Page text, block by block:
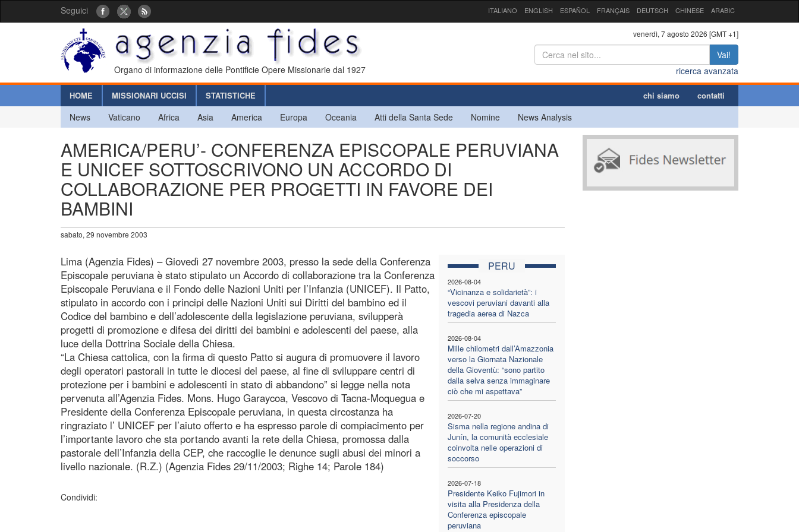
Seguici ITALIANO ENGLISH ESPAÑOL FRANÇAIS DEUTSCH CHINESE ARABIC
Organo di informazione delle Pontificie Opere Missionarie dal 1927
venerdì, 7 agosto 2026 [GMT +1]
Vai!
ricerca avanzata
HOME MISSIONARI UCCISI STATISTICHE chi siamo contatti
News Vaticano Africa Asia America Europa Oceania Atti della Santa Sede Nomine News Analysis
AMERICA/PERU’- CONFERENZA EPISCOPALE PERUVIANA
E UNICEF SOTTOSCRIVONO UN ACCORDO DI
COLLABORAZIONE PER PROGETTI IN FAVORE DEI
BAMBINI
sabato, 29 novembre 2003
PERU
2026-08-04
“Vicinanza e solidarietà”: i
vescovi peruviani davanti alla
tragedia aerea di Nazca
2026-08-04
Mille chilometri dall’Amazzonia
verso la Giornata Nazionale
della Gioventù: “sono partito
dalla selva senza immaginare
ciò che mi aspettava”
2026-07-20
Sisma nella regione andina di
Junín, la comunità ecclesiale
coinvolta nelle operazioni di
soccorso
2026-07-18
Presidente Keiko Fujimori in
visita alla Presidenza della
Conferenza episcopale
peruviana
Lima (Agenzia Fides) – Giovedì 27 novembre 2003, presso la sede della Conferenza
Episcopale peruviana è stato stipulato un Accordo di collaborazione tra la Conferenza
Episcopale Peruviana e il Fondo delle Nazioni Uniti per l’Infanzia (UNICEF). Il Patto,
stipulato in accordo con i principi delle Nazioni Uniti sui Diritti del bambino ed il
Codice del bambino e dell’adolescente della legislazione peruviana, svilupperà
progetti di promozione e difesa dei diritti dei bambini e adolescenti del paese, alla
luce della Dottrina Sociale della Chiesa.
“La Chiesa cattolica, con la firma di questo Patto si augura di promuovere il lavoro
degli operatori pastorali in tutte le diocesi del paese, al fine di sviluppare centri di
protezione per i bambini e adolescenti in stato di abbandono” si legge nella nota
pervenuta all’Agenzia Fides. Mons. Hugo Garaycoa, Vescovo di Tacna-Moquegua e
Presidente della Conferenza Episcopale peruviana, in questa circostanza ha
ringraziato l’ UNICEF per l’aiuto offerto e ha espresso parole di compiacimento per
l’importante lavoro che sta portando avanti la rete della Chiesa, promossa dalla
pastorale dell’Infanzia della CEP, che raccoglie le denunce sugli abusi dei minori a
livello nazionale. (R.Z.) (Agenzia Fides 29/11/2003; Righe 14; Parole 184)
Condividi: